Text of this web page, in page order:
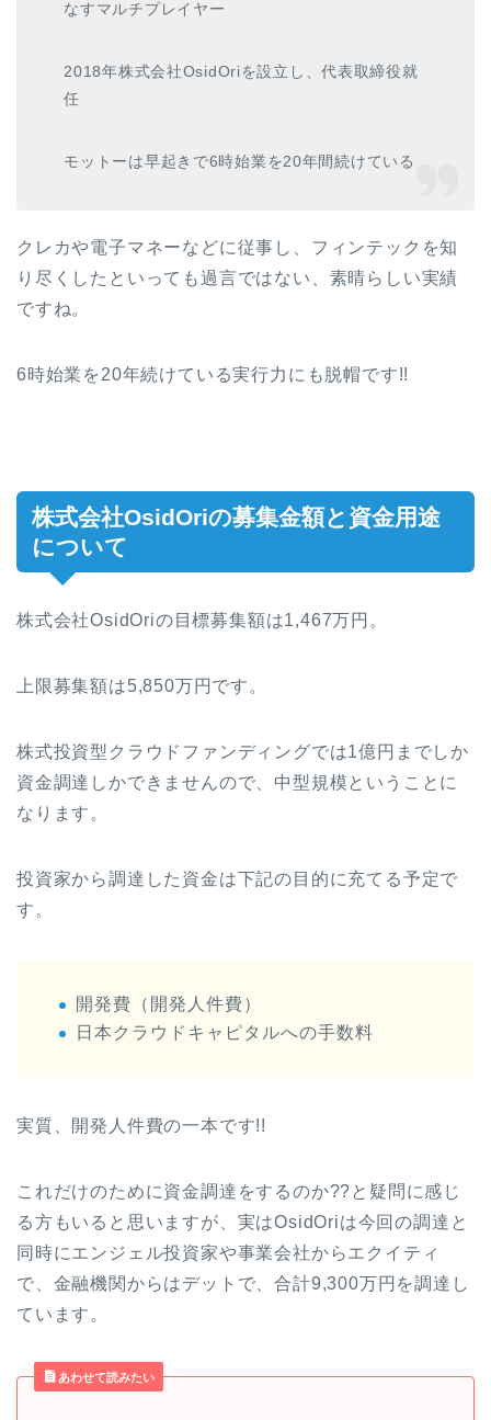
なすマルチプレイヤー
2018年株式会社OsidOriを設立し、代表取締役就
任
モットーは早起きで6時始業を20年間続けている
クレカや電子マネーなどに従事し、フィンテックを知
り尽くしたといっても過言ではない、素晴らしい実績
ですね。
6時始業を20年続けている実行力にも脱帽です!!
株式会社OsidOriの募集金額と資金用途
について
株式会社OsidOriの目標募集額は1,467万円。
上限募集額は5,850万円です。
株式投資型クラウドファンディングでは1億円までしか
資金調達しかできませんので、中型規模ということに
なります。
投資家から調達した資金は下記の目的に充てる予定で
す。
開発費（開発人件費）
日本クラウドキャピタルへの手数料
実質、開発人件費の一本です!!
これだけのために資金調達をするのか??と疑問に感じ
る方もいると思いますが、実はOsidOriは今回の調達と
同時にエンジェル投資家や事業会社からエクイティ
で、金融機関からはデットで、合計9,300万円を調達し
ています。
あわせて読みたい